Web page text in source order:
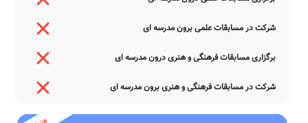
شرکت در مسابقات علمی برون مدرسه ای
برگزاری مسابقات فرهنگی و هنری درون مدرسه ای
شرکت در مسابقات فرهنگی و هنری برون مدرسه ای